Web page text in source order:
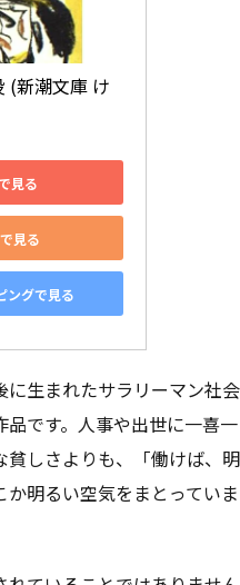
(新潮文庫 け
見る
見る
ングで見る
生まれたサラリーマン社会
です。人事や出世に一喜一
しさよりも、「働けば、明
明るい空気をまとっていま